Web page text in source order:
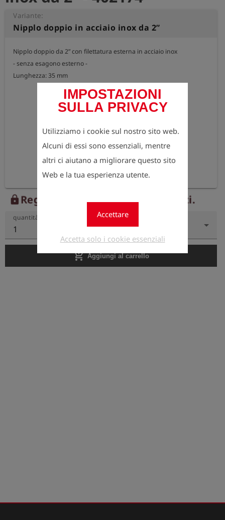
IMPOSTAZIONI
SULLA PRIVACY
Utilizziamo i cookie sul nostro sito web.
Alcuni di essi sono essenziali, mentre
altri ci aiutano a migliorare questo sito
Web e la tua esperienza utente.
Accettare
Accetta solo i cookie essenziali
Variante:
Nipplo doppio in acciaio inox da 2”
Nipplo doppio da 2” con filettatura esterna in acciaio inox
- senza esagono esterno -
Lunghezza: 35 mm
lockRegistrati ora per vedere i prezzi.
quantità
1
add_shopping_cart Aggiungi al carrello